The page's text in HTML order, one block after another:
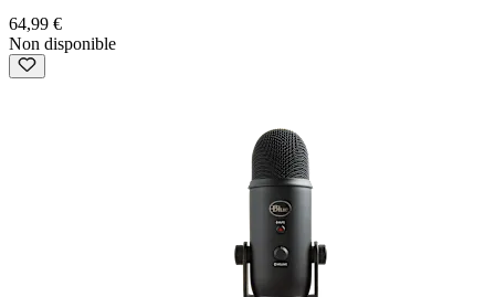
64,99 €
Non disponible